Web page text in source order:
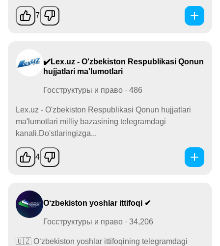
7
✔️Lex.uz - O'zbekiston Respublikasi Qonun
hujjatlari ma'lumotlari
Госструктуры и право · 486
Lex.uz - O'zbekiston Respublikasi Qonun hujjatlari
ma'lumotlari milliy bazasining telegramdagi
kanali.Do'stlaringizga...
4
O‘zbekiston yoshlar ittifoqi ✔
Госструктуры и право · 34,206
🇺🇿 O‘zbekiston yoshlar ittifoqining telegramdagi